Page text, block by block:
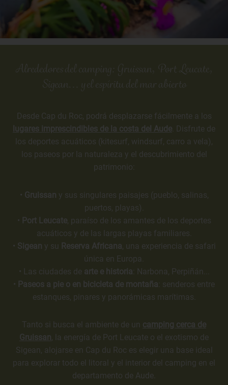
Alrededores del camping: Gruissan, Port Leucate,
Sigean... y el espíritu del mar abierto
Desde Cap du Roc, podrá desplazarse fácilmente a los
lugares imprescindibles de la costa del Aude . Disfrute de
los deportes acuáticos (kitesurf, windsurf, carro a vela),
los paseos por la naturaleza y el descubrimiento del
patrimonio:
• Gruissan y sus singulares paisajes (pueblo, salinas,
puertos, playas).
• Port Leucate, paraíso de los amantes de los deportes
acuáticos y de las largas playas familiares.
• Sigean y su Reserva Africana , una experiencia de safari
única en Europa.
• Las ciudades de arte e historia : Narbona, Perpiñán...
• Paseos a pie o en bicicleta de montaña : senderos entre
estanques, pinares y panorámicas marítimas.
Tanto si busca el ambiente de un camping cerca de
Gruissan , la energía de Port Leucate o el exotismo de
Sigean, alojarse en Cap du Roc es elegir una base ideal
para explorar todo el litoral y el interior del camping en el
departamento de Aude.